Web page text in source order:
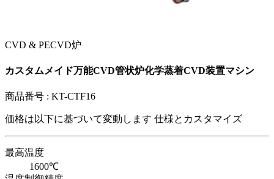
CVD & PECVD炉
カスタムメイド万能CVD管状炉化学蒸着CVD装置マシン
商品番号 : KT-CTF16
価格は以下に基づいて変動します 仕様とカスタマイズ
最高温度
1600℃